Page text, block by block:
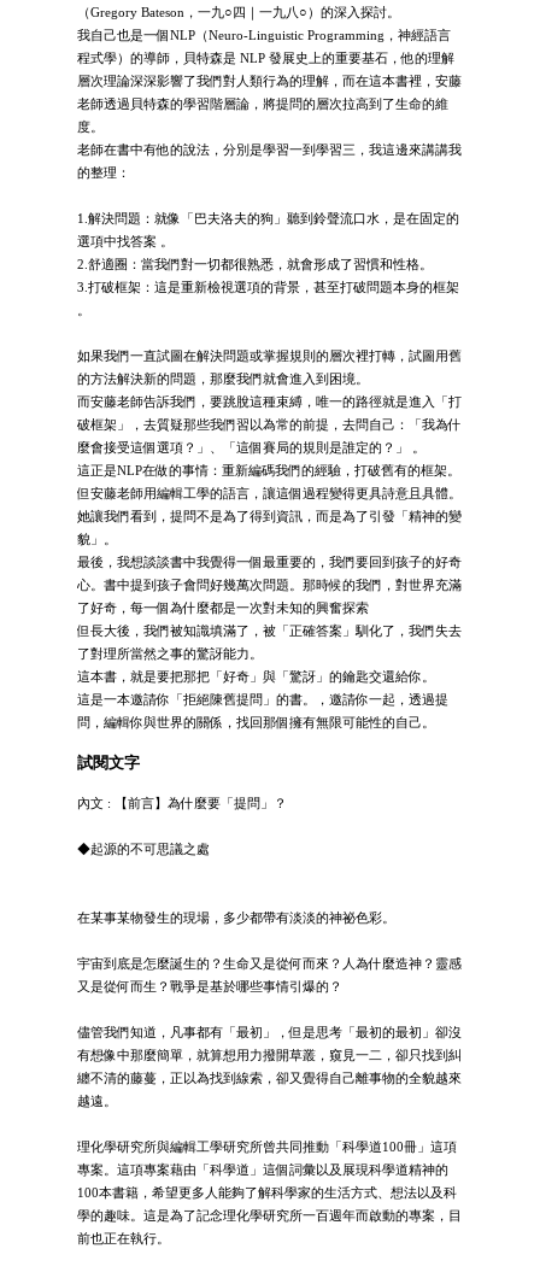
（Gregory Bateson，一九○四｜一九八○）的深入探討。
我自己也是一個NLP（Neuro-Linguistic Programming，神經語言
程式學）的導師，貝特森是 NLP 發展史上的重要基石，他的理解
層次理論深深影響了我們對人類行為的理解，而在這本書裡，安藤
老師透過貝特森的學習階層論，將提問的層次拉高到了生命的維
度。
老師在書中有他的說法，分別是學習一到學習三，我這邊來講講我
的整理：
1.解決問題：就像「巴夫洛夫的狗」聽到鈴聲流口水，是在固定的
選項中找答案 。
2.舒適圈：當我們對一切都很熟悉，就會形成了習慣和性格。
3.打破框架：這是重新檢視選項的背景，甚至打破問題本身的框架
。
如果我們一直試圖在解決問題或掌握規則的層次裡打轉，試圖用舊
的方法解決新的問題，那麼我們就會進入到困境。
而安藤老師告訴我們，要跳脫這種束縛，唯一的路徑就是進入「打
破框架」，去質疑那些我們習以為常的前提，去問自己：「我為什
麼會接受這個選項？」、「這個賽局的規則是誰定的？」 。
這正是NLP在做的事情：重新編碼我們的經驗，打破舊有的框架。
但安藤老師用編輯工學的語言，讓這個過程變得更具詩意且具體。
她讓我們看到，提問不是為了得到資訊，而是為了引發「精神的變
貌」。
最後，我想談談書中我覺得一個最重要的，我們要回到孩子的好奇
心。書中提到孩子會問好幾萬次問題。那時候的我們，對世界充滿
了好奇，每一個為什麼都是一次對未知的興奮探索
但長大後，我們被知識填滿了，被「正確答案」馴化了，我們失去
了對理所當然之事的驚訝能力。
這本書，就是要把那把「好奇」與「驚訝」的鑰匙交還給你。
這是一本邀請你「拒絕陳舊提問」的書。，邀請你一起，透過提
問，編輯你與世界的關係，找回那個擁有無限可能性的自己。
試閱文字
內文 : 【前言】為什麼要「提問」？
◆起源的不可思議之處
在某事某物發生的現場，多少都帶有淡淡的神祕色彩。
宇宙到底是怎麼誕生的？生命又是從何而來？人為什麼造神？靈感
又是從何而生？戰爭是基於哪些事情引爆的？
儘管我們知道，凡事都有「最初」，但是思考「最初的最初」卻沒
有想像中那麼簡單，就算想用力撥開草叢，窺見一二，卻只找到糾
纏不清的藤蔓，正以為找到線索，卻又覺得自己離事物的全貌越來
越遠。
理化學研究所與編輯工學研究所曾共同推動「科學道100冊」這項
專案。這項專案藉由「科學道」這個詞彙以及展現科學道精神的
100本書籍，希望更多人能夠了解科學家的生活方式、想法以及科
學的趣味。這是為了記念理化學研究所一百週年而啟動的專案，目
前也正在執行。